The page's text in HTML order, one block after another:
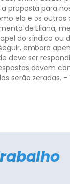
para
ela e os
de Eliana,
do síndico ou
embora
deve ser
devem
serão zeradas.